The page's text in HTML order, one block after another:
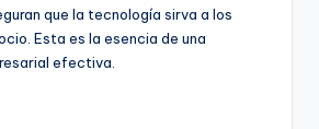
que la tecnología sirva a los
Esta es la esencia de una
efectiva.